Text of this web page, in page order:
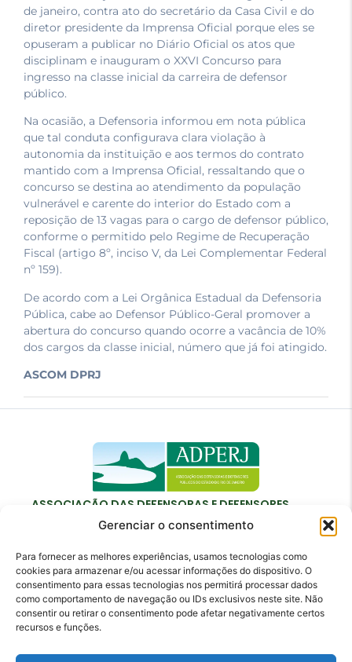
Gerenciar o consentimento
Para fornecer as melhores experiências, usamos tecnologias como
cookies para armazenar e/ou acessar informações do dispositivo. O
consentimento para essas tecnologias nos permitirá processar dados
como comportamento de navegação ou IDs exclusivos neste site. Não
consentir ou retirar o consentimento pode afetar negativamente certos
recursos e funções.
de janeiro, contra ato do secretário da Casa Civil e do
diretor presidente da Imprensa Oficial porque eles se
opuseram a publicar no Diário Oficial os atos que
disciplinam e inauguram o XXVI Concurso para
ingresso na classe inicial da carreira de defensor
público.
Na ocasião, a Defensoria informou em nota pública
que tal conduta configurava clara violação à
autonomia da instituição e aos termos do contrato
mantido com a Imprensa Oficial, ressaltando que o
concurso se destina ao atendimento da população
vulnerável e carente do interior do Estado com a
reposição de 13 vagas para o cargo de defensor público,
conforme o permitido pelo Regime de Recuperação
Fiscal (artigo 8º, inciso V, da Lei Complementar Federal
nº 159).
De acordo com a Lei Orgânica Estadual da Defensoria
Pública, cabe ao Defensor Público-Geral promover a
abertura do concurso quando ocorre a vacância de 10%
dos cargos da classe inicial, número que já foi atingido.
ASCOM DPRJ
ASSOCIAÇÃO DAS DEFENSORAS E DEFENSORES
PÚBLICOS DO ESTADO DO RIO DE JANEIRO
Contato
adperj@adperj.com.br
(21) 2220-6022